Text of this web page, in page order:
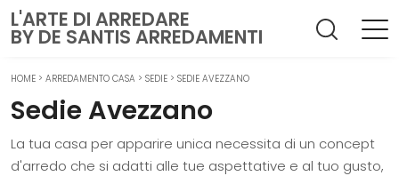
L'ARTE DI ARREDARE
BY DE SANTIS ARREDAMENTI
HOME > ARREDAMENTO CASA > SEDIE > SEDIE AVEZZANO
Sedie Avezzano
La tua casa per apparire unica necessita di un concept
d'arredo che si adatti alle tue aspettative e al tuo gusto,